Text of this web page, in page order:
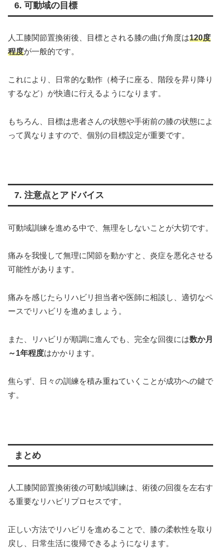
6. 可動域の目標
人工膝関節置換術後、目標とされる膝の曲げ角度は120度
程度が一般的です。
これにより、日常的な動作（椅子に座る、階段を昇り降り
するなど）が快適に行えるようになります。
もちろん、目標は患者さんの状態や手術前の膝の状態によ
って異なりますので、個別の目標設定が重要です。
7. 注意点とアドバイス
可動域訓練を進める中で、無理をしないことが大切です。
痛みを我慢して無理に関節を動かすと、炎症を悪化させる
可能性があります。
痛みを感じたらリハビリ担当者や医師に相談し、適切なペ
ースでリハビリを進めましょう。
また、リハビリが順調に進んでも、完全な回復には数か月
～1年程度はかかります。
焦らず、日々の訓練を積み重ねていくことが成功への鍵で
す。
まとめ
人工膝関節置換術後の可動域訓練は、術後の回復を左右す
る重要なリハビリプロセスです。
正しい方法でリハビリを進めることで、膝の柔軟性を取り
戻し、日常生活に復帰できるようになります。